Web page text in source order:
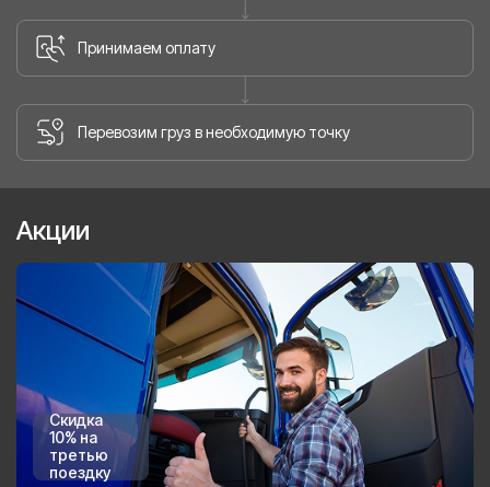
Принимаем оплату
Перевозим груз в необходимую точку
Акции
Скидка
10% на
третью
поездку